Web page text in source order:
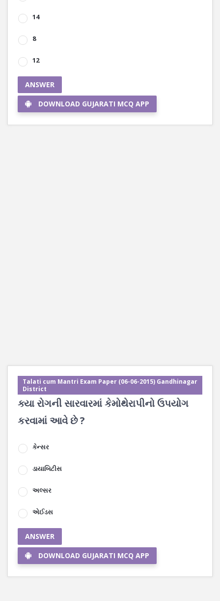
14
8
12
ANSWER
DOWNLOAD GUJARATI MCQ APP
Talati cum Mantri Exam Paper (06-06-2015) Gandhinagar
District
ક્યા રોગની સારવારમાં કેમોથેરાપીનો ઉપયોગ
કરવામાં આવે છે ?
કેન્સર
ડાયાબિટીસ
અલ્સર
એઈડસ
ANSWER
DOWNLOAD GUJARATI MCQ APP